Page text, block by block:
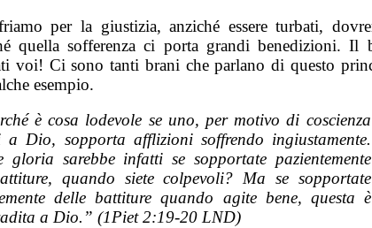
per la giustizia, anziché essere turbati,
quella sofferenza ci porta grandi benedizioni. Il
voi! Ci sono tanti brani che parlano di questo
esempio.
è cosa lodevole se uno, per motivo di coscienza
a Dio, sopporta afflizioni soffrendo ingiustamente.
gloria sarebbe infatti se sopportate pazientemente
quando siete colpevoli? Ma se sopportate
delle battiture quando agite bene, questa è
a Dio.” (1Piet 2:19-20 LND)